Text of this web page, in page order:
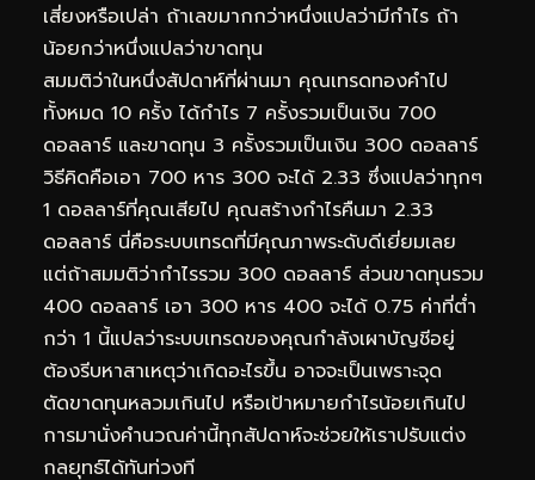
เสี่ยงหรือเปล่า ถ้าเลขมากกว่าหนึ่งแปลว่ามีกำไร ถ้า
น้อยกว่าหนึ่งแปลว่าขาดทุน
สมมติว่าในหนึ่งสัปดาห์ที่ผ่านมา คุณเทรดทองคำไป
ทั้งหมด 10 ครั้ง ได้กำไร 7 ครั้งรวมเป็นเงิน 700
ดอลลาร์ และขาดทุน 3 ครั้งรวมเป็นเงิน 300 ดอลลาร์
วิธีคิดคือเอา 700 หาร 300 จะได้ 2.33 ซึ่งแปลว่าทุกๆ
1 ดอลลาร์ที่คุณเสียไป คุณสร้างกำไรคืนมา 2.33
ดอลลาร์ นี่คือระบบเทรดที่มีคุณภาพระดับดีเยี่ยมเลย
แต่ถ้าสมมติว่ากำไรรวม 300 ดอลลาร์ ส่วนขาดทุนรวม
400 ดอลลาร์ เอา 300 หาร 400 จะได้ 0.75 ค่าที่ต่ำ
กว่า 1 นี้แปลว่าระบบเทรดของคุณกำลังเผาบัญชีอยู่
ต้องรีบหาสาเหตุว่าเกิดอะไรขึ้น อาจจะเป็นเพราะจุด
ตัดขาดทุนหลวมเกินไป หรือเป้าหมายกำไรน้อยเกินไป
การมานั่งคำนวณค่านี้ทุกสัปดาห์จะช่วยให้เราปรับแต่ง
กลยุทธ์ได้ทันท่วงที